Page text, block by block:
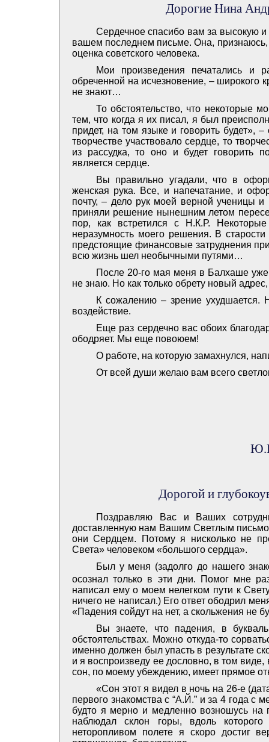
Дорогие Нина
Сердечное спасибо вам за высокую
вашем последнем письме. Она,
оценка советского человека.
Мои произведения печатались и
обреченной на исчезновение, – широкого
не знают…
То обстоятельство, что некоторые
тем, что когда я их писал, я был
придет, на том языке и говорить будет»,
творчестве участвовало сердце, то
из рассудка, то оно и будет говорить
является сердце.
Вы правильно угадали, что в
женская рука. Все, и напечатание, и
почту, – дело рук моей верной
приняли решение нынешним летом
пор, как встретился с Н.К.Р.
неразумность моего решения. В
предстоящие финансовые затруднения
всю жизнь шел необычными путями…
После 20-го мая меня в Балхаше уже
не знаю. Но как только обрету новый
К сожалению – зрение ухудшается.
воздействие.
Еще раз сердечно вас обоих
ободряет. Мы еще повоюем!
О работе, на которую замахнулся,
От всей души желаю вам всего
Дорогой и
Поздравляю Вас и Ваших
доставленную нам Вашим Светлым
они Сердцем. Потому я нисколько не
Света» человеком «большого сердца».
Был у меня (задолго до нашего
осознал только в эти дни. Помог мне
написал ему о моем нелегком пути к
ничего не написал.) Его ответ ободрил
«Падения сойдут на нет, а скольжения не
Вы знаете, что падения, в
обстоятельствах. Можно откуда-то
именно должен был упасть в результате
и я воспроизведу ее дословно, в том
сон, по моему убеждению, имеет прямое
«Сон этот я видел в ночь на 26-е
первого знакомства с “А.Й.” и за 4 года
будто я мерно и медленно возношусь на
наблюдал склон горы, вдоль
неторопливом полете я скоро достиг